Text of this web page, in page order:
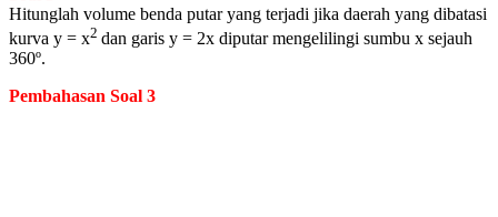
Hitunglah volume benda putar yang terjadi jika daerah yang dibatasi
kurva y = x2 dan garis y = 2x diputar mengelilingi sumbu x sejauh
360º.
Pembahasan Soal 3